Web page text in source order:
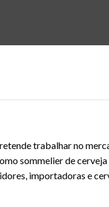
trabalhar no
sommelier de
importadoras e